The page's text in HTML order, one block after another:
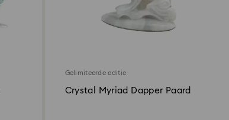
Gelimiteerde editie
Crystal Myriad Dapper Paard